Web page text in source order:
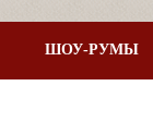
ШОУ-РУМЫ